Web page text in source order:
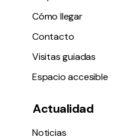
Cómo llegar
Contacto
Visitas guiadas
Espacio accesible
Actualidad
Noticias